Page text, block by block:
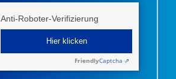
Anti-Roboter-Verifizierung
Hier klicken
FriendlyCaptcha ⇗